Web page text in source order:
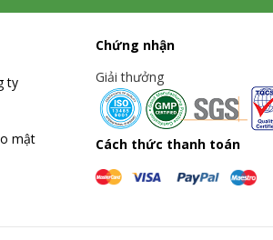
ty
mật
Chứng nhận
Giải thưởng
Cách thức thanh toán